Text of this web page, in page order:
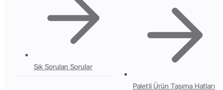
Sık Sorulan Sorular
Paletli Ürün Taşıma Hatları